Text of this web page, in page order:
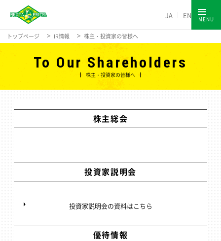
JA EN MENU
トップページ IR情報 株主・投資家の皆様へ
To Our Shareholders
株主・投資家の皆様へ
株主総会
投資家説明会
投資家説明会の資料はこちら
優待情報